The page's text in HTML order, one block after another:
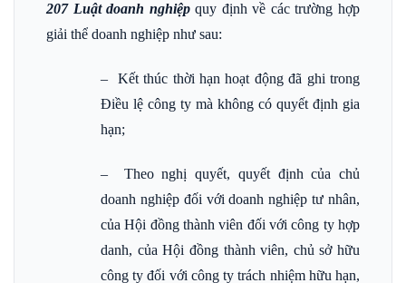
207 Luật doanh nghiệp quy định về các trường hợp
giải thể doanh nghiệp như sau:
– Kết thúc thời hạn hoạt động đã ghi trong
Điều lệ công ty mà không có quyết định gia
hạn;
– Theo nghị quyết, quyết định của chủ
doanh nghiệp đối với doanh nghiệp tư nhân,
của Hội đồng thành viên đối với công ty hợp
danh, của Hội đồng thành viên, chủ sở hữu
công ty đối với công ty trách nhiệm hữu hạn,